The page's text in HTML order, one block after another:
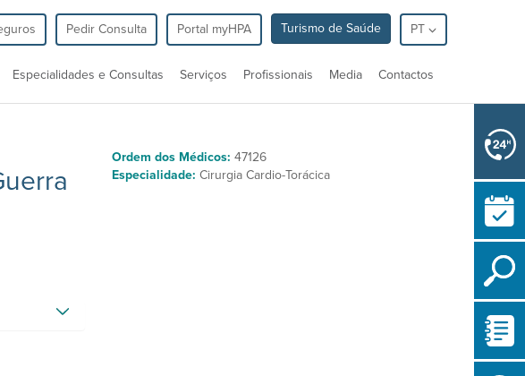
Pedir Consulta Portal myHPA Turismo de Saúde PT
Especialidades e Consultas Serviços Profissionais Media Contactos
Ordem dos Médicos: 47126
Especialidade: Cirurgia Cardio-Torácica